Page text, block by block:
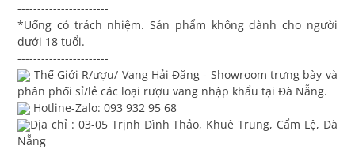
-----------------------
*Uống có trách nhiệm. Sản phẩm không dành cho người
dưới 18 tuổi.
-----------------------
Thế Giới R/ượu/ Vang Hải Đăng - Showroom trưng bày và
phân phối sỉ/lẻ các loại rượu vang nhập khẩu tại Đà Nẵng.
Hotline-Zalo: 093 932 95 68
Địa chỉ : 03-05 Trịnh Đình Thảo, Khuê Trung, Cẩm Lệ, Đà
Nẵng